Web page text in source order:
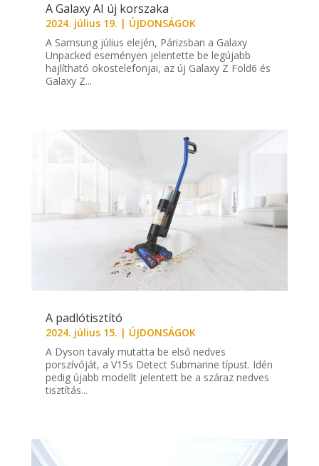
A Galaxy AI új korszaka
2024. július 19. | ÚJDONSÁGOK
A Samsung július elején, Párizsban a Galaxy
Unpacked eseményen jelentette be legújabb
hajlítható okostelefonjai, az új Galaxy Z Fold6 és
Galaxy Z...
A padlótisztító
2024. július 15. | ÚJDONSÁGOK
A Dyson tavaly mutatta be első nedves
porszívóját, a V15s Detect Submarine típust. Idén
pedig újabb modellt jelentett be a száraz nedves
tisztítás...